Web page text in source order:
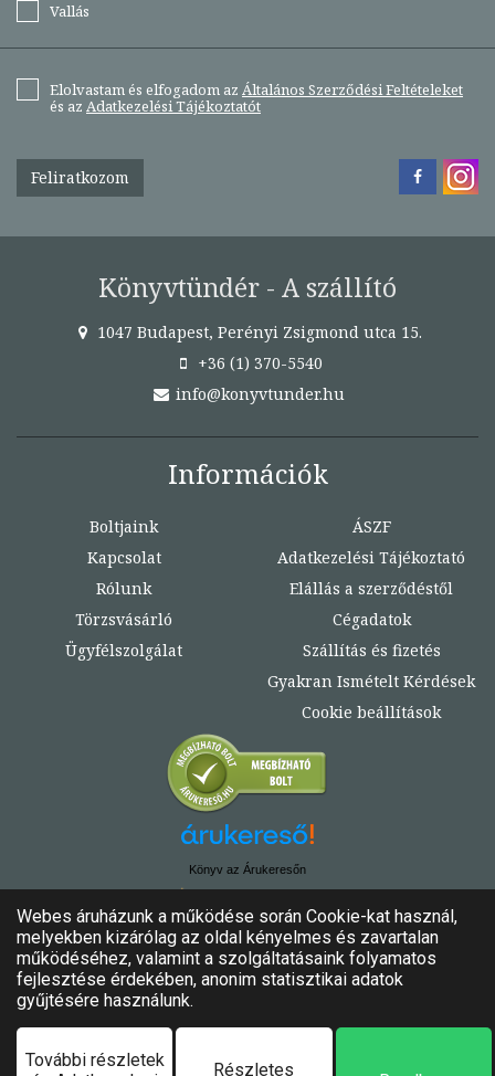
Vallás
Elolvastam és elfogadom az Általános Szerződési Feltételeket
és az Adatkezelési Tájékoztatót
Feliratkozom
Könyvtündér - A szállító
1047 Budapest, Perényi Zsigmond utca 15.
+36 (1) 370-5540
info@konyvtunder.hu
Információk
Boltjaink
Kapcsolat
Rólunk
Törzsvásárló
Ügyfélszolgálat
ÁSZF
Adatkezelési Tájékoztató
Elállás a szerződéstől
Cégadatok
Szállítás és fizetés
Gyakran Ismételt Kérdések
Cookie beállítások
Könyv az Árukeresőn
Minden jog fenntartva!